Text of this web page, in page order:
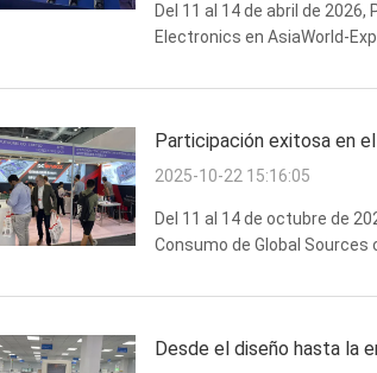
Del 11 al 14 de abril de
Electronics en AsiaWorld-
Participación exitosa en
2025-10-22 15:16:05
Del 11 al 14 de octubre de
Consumo de Global Sources
Desde el diseño hasta la